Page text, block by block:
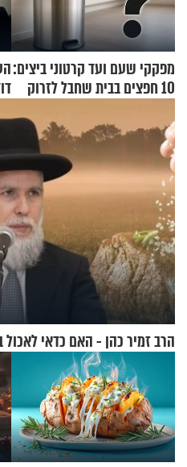
מפקקי שעם ועד קרטוני ביצים:
10 חפצים בבית שחבל לזרוק
הרב זמיר כהן - האם כדאי